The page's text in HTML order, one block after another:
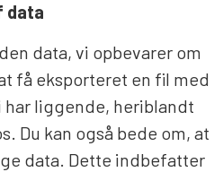
data
data, vi opbevarer om
få eksporteret en fil med
har liggende, heriblandt
Du kan også bede om, at
data. Dette indbefatter